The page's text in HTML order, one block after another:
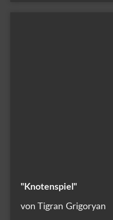
"Knotenspiel"
von Tigran Grigoryan